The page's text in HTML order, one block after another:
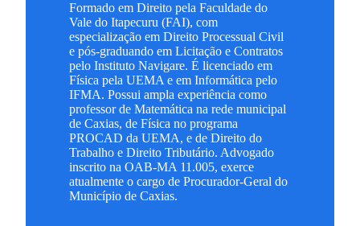
Formado em Direito pela Faculdade do
Vale do Itapecuru (FAI), com
especialização em Direito Processual Civil
e pós-graduando em Licitação e Contratos
pelo Instituto Navigare. É licenciado em
Física pela UEMA e em Informática pelo
IFMA. Possui ampla experiência como
professor de Matemática na rede municipal
de Caxias, de Física no programa
PROCAD da UEMA, e de Direito do
Trabalho e Direito Tributário. Advogado
inscrito na OAB-MA 11.005, exerce
atualmente o cargo de Procurador-Geral do
Município de Caxias.